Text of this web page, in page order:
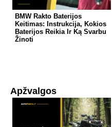
BMW Rakto Baterijos
Keitimas: Instrukcija, Kokios
Baterijos Reikia Ir Ką Svarbu
Žinoti
Apžvalgos